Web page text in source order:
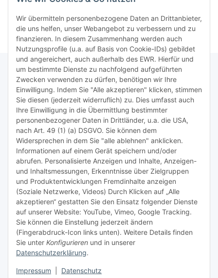
TiDis Lizenzsystem
Meist besuchte Seiten:
Tipps & Tricks rund um Sublimation
TiDis Videos auf Youtube
Nachfüllpreise für Druckerpatronen
Refillservice Patronen verpacken
TiDis Druckerwerkstatt
TiDis PC & Notebookwerkstatt
TiDis eScooter Werkstatt
Wir übermitteln personenbezogene Daten an Drittanbieter,
die uns helfen, unser Webangebot zu verbessern und zu
finanzieren. In diesem Zusammenhang werden auch
Nutzungsprofile (u.a. auf Basis von Cookie-IDs) gebildet
und angereichert, auch außerhalb des EWR. Hierfür und
um bestimmte Dienste zu nachfolgend aufgeführten
Zwecken verwenden zu dürfen, benötigen wir Ihre
Einwilligung. Indem Sie "Alle akzeptieren" klicken, stimmen
Sie diesen (jederzeit widerruflich) zu. Dies umfasst auch
Ihre Einwilligung in die Übermittlung bestimmter
personenbezogener Daten in Drittländer, u.a. die USA,
nach Art. 49 (1) (a) DSGVO. Sie können dem
Widersprechen in dem Sie "alle ablehnen" anklicken.
Informationen auf einem Gerät speichern und/oder
abrufen. Personalisierte Anzeigen und Inhalte, Anzeigen-
und Inhaltsmessungen, Erkenntnisse über Zielgruppen
und Produktentwicklungen Fremdinhalte anzeigen
(Soziale Netzwerke, Videos) Durch Klicken auf „Alle
akzeptieren“ gestatten Sie den Einsatz folgender Dienste
auf unserer Website: YouTube, Vimeo, Google Tracking.
Sie können die Einstellung jederzeit ändern
(Fingerabdruck-Icon links unten). Weitere Details finden
Sie unter Konfigurieren und in unserer
Datenschutzerklärung.
Impressum Datenschutz